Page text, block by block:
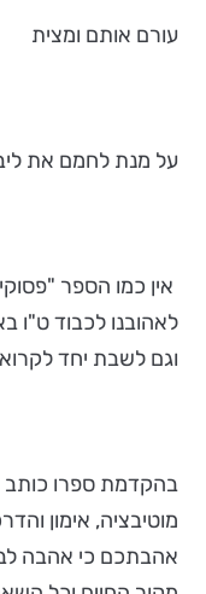
עורם אותם ומצית
על מנת לחמם את
אין כמו הספר
לאהובנו לכבוד
וגם לשבת יחד
בהקדמת ספרו כותב
מוטיבציה, אימון
אהבתכם כי אהבה